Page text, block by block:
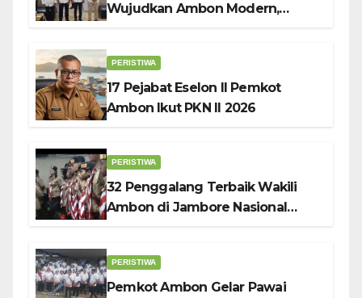
Wujudkan Ambon Modern,
PERISTIWA
17 Pejabat Eselon II Pemkot
Ambon Ikut PKN II 2026
PERISTIWA
32 Penggalang Terbaik Wakili
Ambon di Jambore Nasional
PERISTIWA
Pemkot Ambon Gelar Pawai